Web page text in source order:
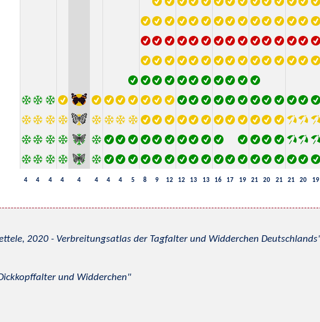
4 4 4 4 4 4 4 4 5 8 9 12 12 13 13 16 17 19 21 20 21 21 20 19
2020 - Verbreitungsatlas der Tagfalter und Widderchen Deutschlands
und Widderchen